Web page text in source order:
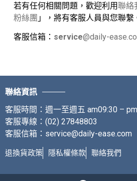
若有任何相關問題，歡迎利用聯絡
粉絲團 」，將有客服人員與您聯繫
客服信箱： service@daily-
聯絡資訊
客服時間：週一至週五 am09:30 –
客服專線：(02) 27848803
客服信箱：service@daily-ease.com
退換貨政策 隱私權條款 聯絡我們